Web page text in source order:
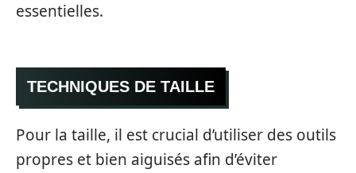
essentielles.
TECHNIQUES DE TAILLE
Pour la taille, il est crucial d’utiliser des outils
propres et bien aiguisés afin d’éviter